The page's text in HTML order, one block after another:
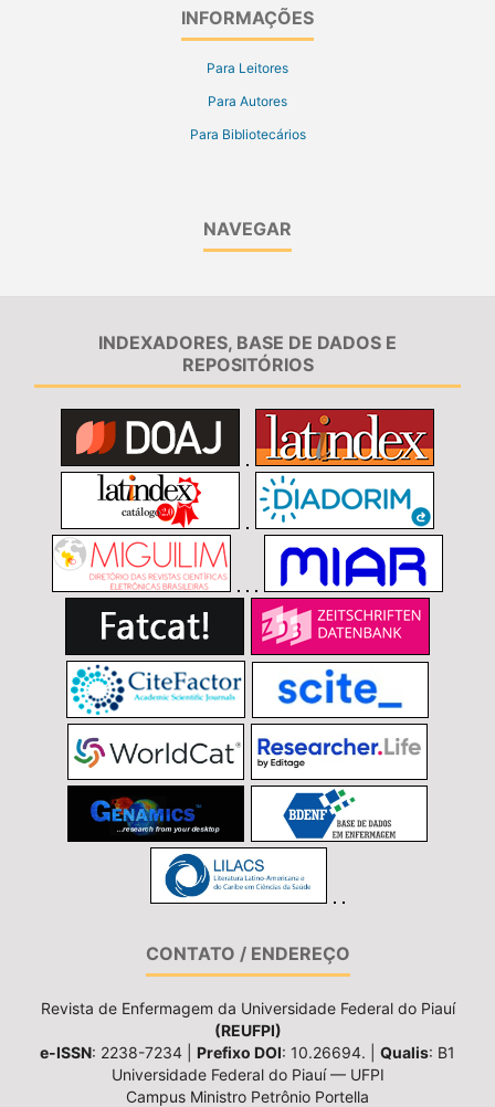
INFORMAÇÕES
Para Leitores
Para Autores
Para Bibliotecários
NAVEGAR
INDEXADORES, BASE DE DADOS E
REPOSITÓRIOS
CONTATO / ENDEREÇO
Revista de Enfermagem da Universidade Federal do Piauí
(REUFPI)
e-ISSN: 2238-7234 | Prefixo DOI: 10.26694. | Qualis: B1
Universidade Federal do Piauí — UFPI
Campus Ministro Petrônio Portella